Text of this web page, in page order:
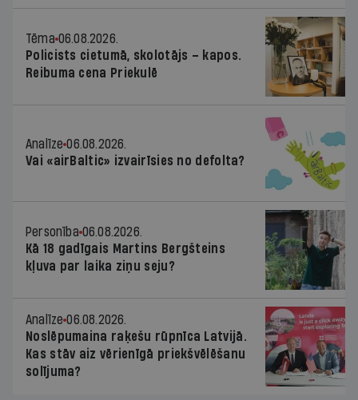
Tēma 06.08.2026.
Policists cietumā, skolotājs – kapos.
Reibuma cena Priekulē
Analīze 06.08.2026.
Vai «airBaltic» izvairīsies no defolta?
Personība 06.08.2026.
Kā 18 gadīgais Martins Bergšteins
kļuva par laika ziņu seju?
Analīze 06.08.2026.
Noslēpumaina raķešu rūpnīca Latvijā.
Kas stāv aiz vērienīgā priekšvēlēšanu
solījuma?